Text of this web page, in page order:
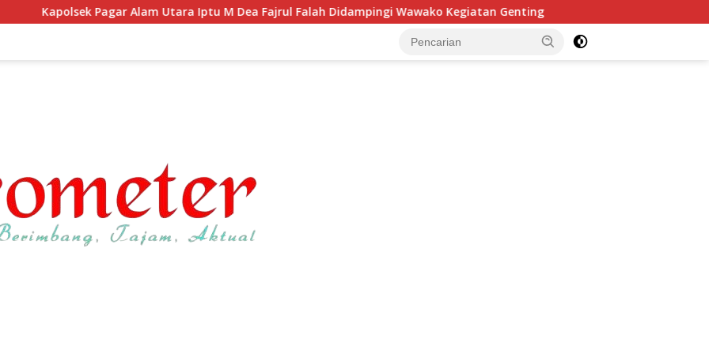
Alam Utara Iptu M Dea Fajrul Falah Didampingi Wawako Kegiatan Genting Jenderal (Purn) Dudung Beri Kuliah